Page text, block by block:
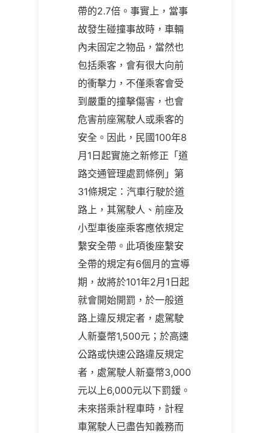
帶的2.7倍。事實上，當事
故發生碰撞事故時，車輛
內未固定之物品，當然也
包括乘客，會有很大向前
的衝擊力，不僅乘客會受
到嚴重的撞擊傷害，也會
危害前座駕駛人或乘客的
安全。因此，民國100年8
月1日起實施之新修正「道
路交通管理處罰條例」第
31條規定：汽車行駛於道
路上，其駕駛人、前座及
小型車後座乘客應依規定
繫安全帶。此項後座繫安
全帶的規定有6個月的宣導
期，故將於101年2月1日起
就會開始開罰，於一般道
路上違反規定者，處駕駛
人新臺幣1,500元；於高速
公路或快速公路違反規定
者，處駕駛人新臺幣3,000
元以上6,000元以下罰鍰。
未來搭乘計程車時，計程
車駕駛人已盡告知義務而